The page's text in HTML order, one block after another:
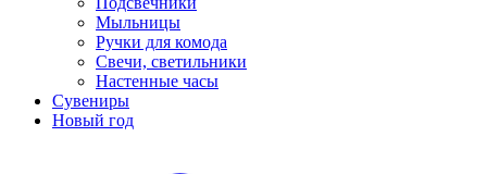
Мыльницы
Ручки для комода
Свечи, светильники
Настенные часы
Сувениры
Новый год